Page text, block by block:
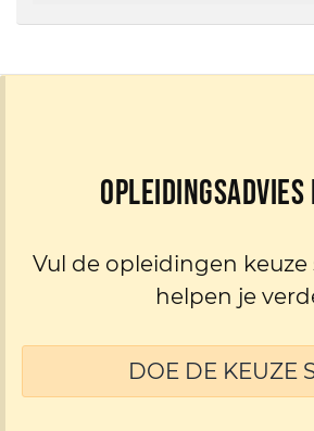
Opleidingsadvies
Vul de opleidingen keuze
helpen je
DOE DE KEUZE